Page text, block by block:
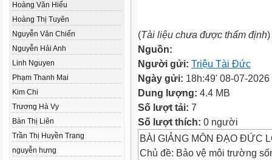
Hoàng Văn Hiếu
Hoàng Thị Tuyên
Nguyễn Văn Chiến
Nguyễn Hải Anh
Linh Nguyen
Phạm Thanh Mai
Kim Chi
Trương Hà Vy
Bàn Thị Liên
Trần Thị Huyền Trang
nguyễn hưng
(Tài liệu chưa được thẩm định)
Nguồn:
Người gửi: Triệu Tài Đức
Ngày gửi: 18h:49' 08-07-2026
Dung lượng: 4.4 MB
Số lượt tải: 7
Số lượt thích: 0 người
BÀI GIẢNG MÔN ĐẠO ĐỨC
Chủ đề: Bảo vệ môi trường